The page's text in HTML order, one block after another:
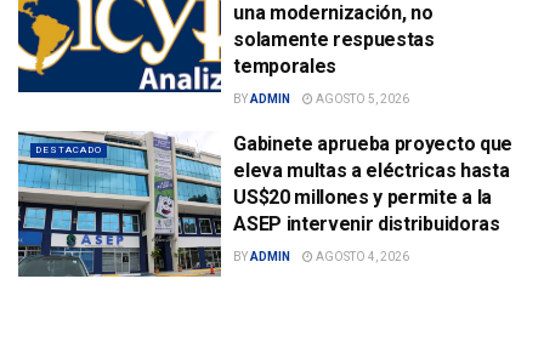
una modernización, no
solamente respuestas
temporales
BYADMIN AGOSTO 5, 2026
DESTACADO
Gabinete aprueba proyecto que
eleva multas a eléctricas hasta
US$20 millones y permite a la
ASEP intervenir distribuidoras
BYADMIN AGOSTO 4, 2026